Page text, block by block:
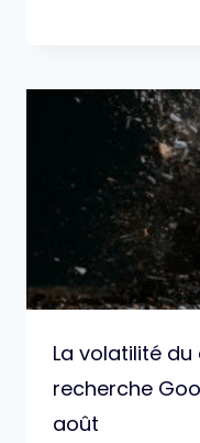
La volatilité
recherche
août